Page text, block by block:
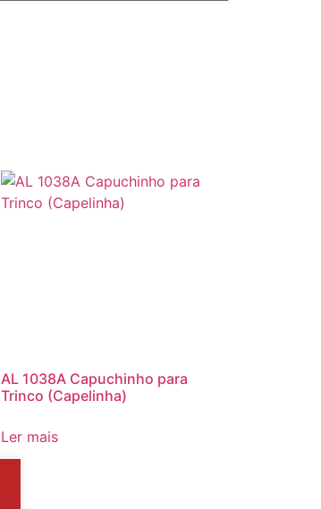
AL 1038A Capuchinho para
Trinco (Capelinha)
Ler mais